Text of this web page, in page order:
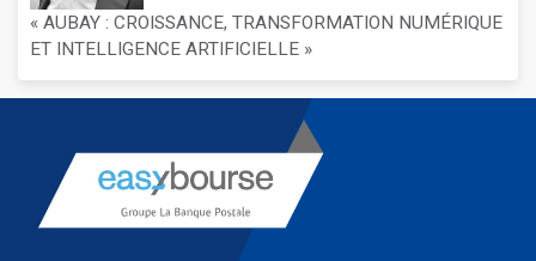
« AUBAY : CROISSANCE, TRANSFORMATION NUMÉRIQUE
ET INTELLIGENCE ARTIFICIELLE »